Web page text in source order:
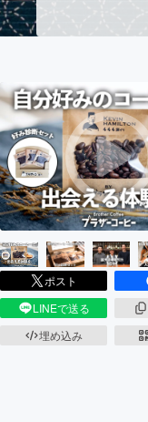
ポスト
LINEで送る
埋め込み